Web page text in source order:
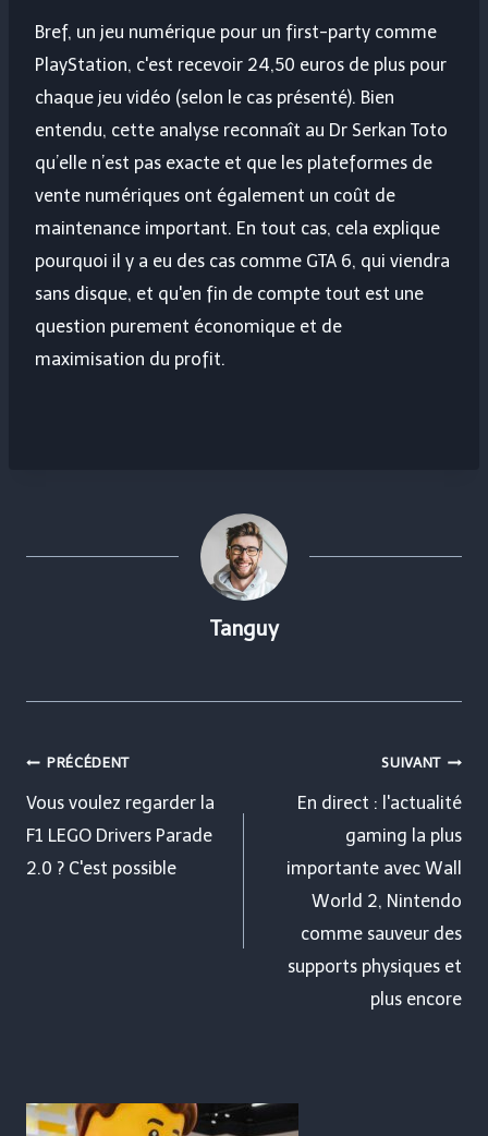
Bref, un jeu numérique pour un first-party comme
PlayStation, c'est recevoir 24,50 euros de plus pour
chaque jeu vidéo (selon le cas présenté). Bien
entendu, cette analyse reconnaît au Dr Serkan Toto
qu’elle n’est pas exacte et que les plateformes de
vente numériques ont également un coût de
maintenance important. En tout cas, cela explique
pourquoi il y a eu des cas comme GTA 6, qui viendra
sans disque, et qu'en fin de compte tout est une
question purement économique et de
maximisation du profit.
Tanguy
Navigation
de
l’article
PRÉCÉDENT
Vous voulez regarder la
F1 LEGO Drivers Parade
2.0 ? C'est possible
SUIVANT
En direct : l'actualité
gaming la plus
importante avec Wall
World 2, Nintendo
comme sauveur des
supports physiques et
plus encore